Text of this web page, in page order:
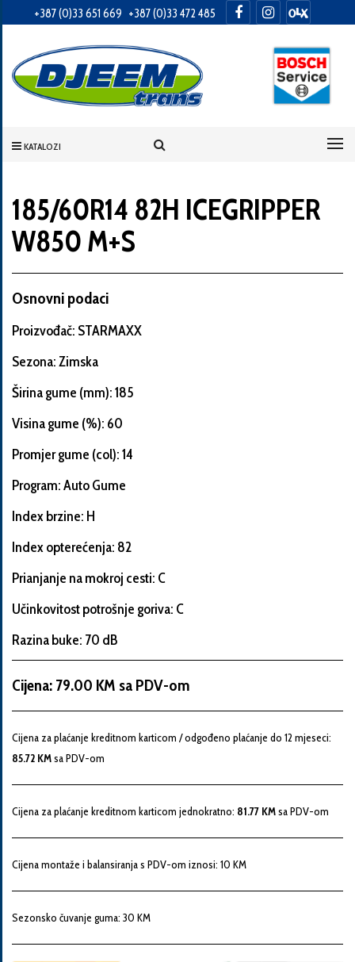
+387 (0)33 651 669 +387 (0)33 472 485
KATALOZI
Informacije
o
Vaša
Broj
Informacije
o
automobila
motora
proizvodnje
185/60R14 82H ICEGRIPPER
W850 M+S
Osnovni podaci
Proizvođač: STARMAXX
Sezona: Zimska
Širina gume (mm): 185
Visina gume (%): 60
Promjer gume (col): 14
Program: Auto Gume
Index brzine: H
Index opterećenja: 82
Prianjanje na mokroj cesti: C
Učinkovitost potrošnje goriva: C
Razina buke: 70 dB
Cijena: 79.00 KM sa PDV-om
Cijena za plaćanje kreditnom karticom / odgođeno plaćanje do 12 mjeseci:
85.72 KMsa PDV-om
Cijena za plaćanje kreditnom karticom jednokratno: 81.77 KMsa PDV-om
Cijena montaže i balansiranja s PDV-om iznosi: 10 KM
Sezonsko čuvanje guma: 30 KM